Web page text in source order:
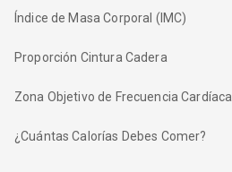
Índice de Masa Corporal (IMC)
Proporción Cintura Cadera
Zona Objetivo de Frecuencia Cardíaca
¿Cuántas Calorías Debes Comer?